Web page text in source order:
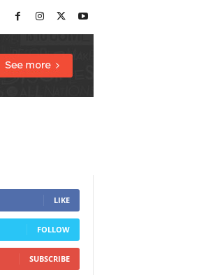
LIKE
FOLLOW
SUBSCRIBE